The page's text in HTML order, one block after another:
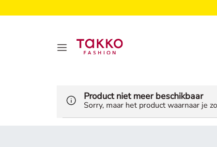
Product niet meer beschikbaar
Sorry, maar het product waarnaar je